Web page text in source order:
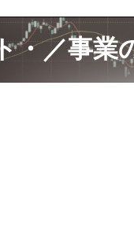
・／事業